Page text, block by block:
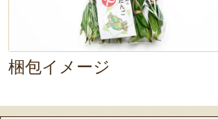
に仕上がっています。
りと漂う笹とヨモギの
食べられます。
お餅で作った生地は腹
梱包イメージ